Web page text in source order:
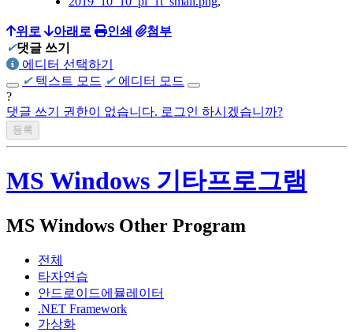
위로 아래로 인쇄
첨부
✔댓글 쓰기
에디터 선택하기
✔ 텍스트 모드 ✔ 에디터 모드
?
댓글 쓰기 권한이 없습니다. 로그인 하시겠습니까?
MS Windows 기타프로그램
MS Windows Other Program
전체
타자연습
안드로이드에뮬레이터
.NET Framework
가상화